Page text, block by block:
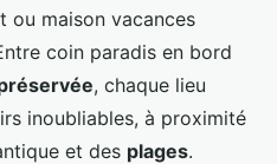
maison vacances
coin paradis en bord
, chaque lieu
inoubliables, à proximité
et des plages.